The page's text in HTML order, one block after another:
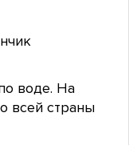
воде. На
всей страны